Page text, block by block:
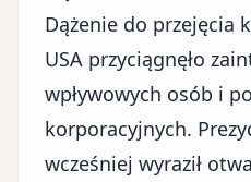
Dążenie do przejęcia
USA przyciągnęło
wpływowych osób i
korporacyjnych.
wcześniej wyraził